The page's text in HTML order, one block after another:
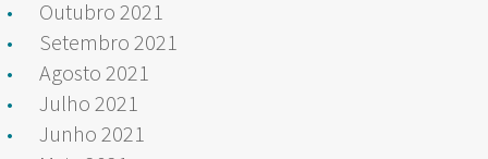
Outubro 2021
Setembro 2021
Agosto 2021
Julho 2021
Junho 2021